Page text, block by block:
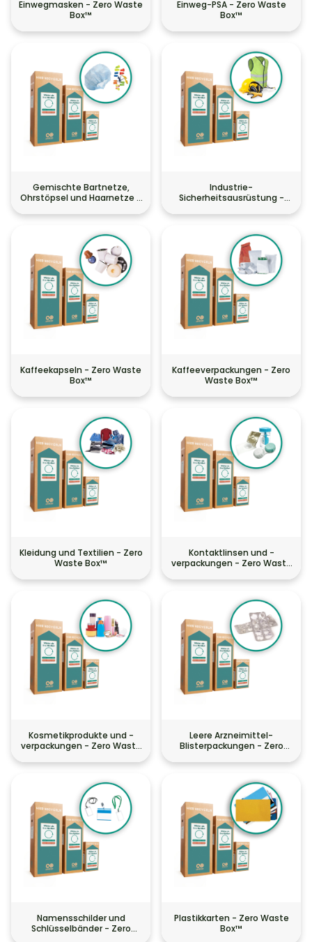
Einwegmasken - Zero Waste
Box™
Einweg-PSA - Zero Waste
Box™
Gemischte Bartnetze,
Ohrstöpsel und Haarnetze -
Industrie-
Sicherheitsausrüstung -
Kaffeekapseln - Zero Waste
Box™
Kaffeeverpackungen - Zero
Waste Box™
Kleidung und Textilien - Zero
Waste Box™
Kontaktlinsen und -
verpackungen - Zero Waste
Kosmetikprodukte und -
verpackungen - Zero Waste
Leere Arzneimittel-
Blisterpackungen - Zero
Namensschilder und
Schlüsselbänder - Zero
Plastikkarten - Zero Waste
Box™